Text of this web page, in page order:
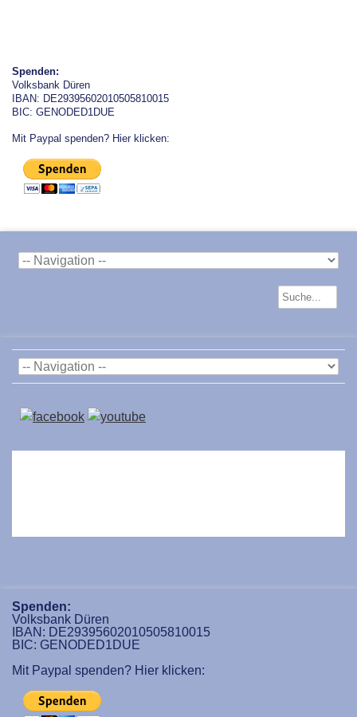
Spenden:
Volksbank Düren
IBAN: DE29395602010505810015
BIC: GENODED1DUE
Mit Paypal spenden? Hier klicken:
Spenden:
Volksbank Düren
IBAN: DE29395602010505810015
BIC: GENODED1DUE
Mit Paypal spenden? Hier klicken: